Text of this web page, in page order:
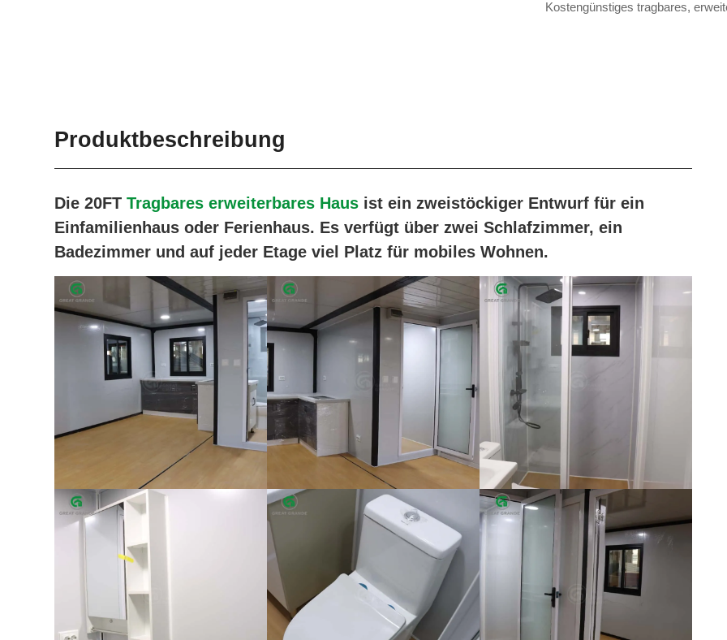
Kostengünstiges tragbares,
Produktbeschreibung
Die 20FTTragbares erweiterbares Haus ist ein zweistöckiger Entwurf für ein
Einfamilienhaus oder Ferienhaus. Es verfügt über zwei Schlafzimmer, ein
Badezimmer und auf jeder Etage viel Platz für mobiles Wohnen.